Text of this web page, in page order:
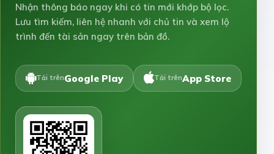
Nhận thông báo ngay khi có tin mới khớp bộ lọc.
Lưu tìm kiếm, liên hệ nhanh với chủ tin và xem lộ
trình đến tài sản ngay trên bản đồ.
Tải trênGoogle Play Tải trênApp Store